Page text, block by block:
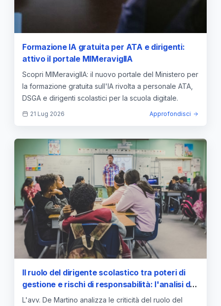
Formazione IA gratuita per ATA e dirigenti:
attivo il portale MIMeraviglIA
Scopri MIMeraviglIA: il nuovo portale del Ministero per
la formazione gratuita sull'IA rivolta a personale ATA,
DSGA e dirigenti scolastici per la scuola digitale.
21 Lug 2026 Approfondisci
Il ruolo del dirigente scolastico tra poteri di
gestione e rischi di responsabilità: l'analisi del
DLgs 165/2001
L'avv. De Martino analizza le criticità del ruolo del